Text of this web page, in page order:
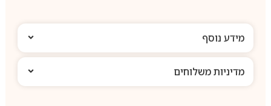
מידע נוסף
מדיניות משלוחים